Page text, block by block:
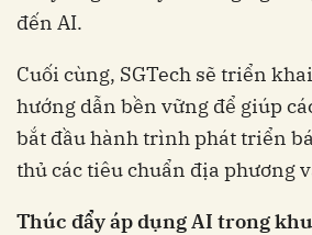
đến AI.
Cuối cùng, SGTech sẽ triển
hướng dẫn bền vững để giúp
bắt đầu hành trình phát triển
thủ các tiêu chuẩn địa phương
Thúc đẩy áp dụng AI trong